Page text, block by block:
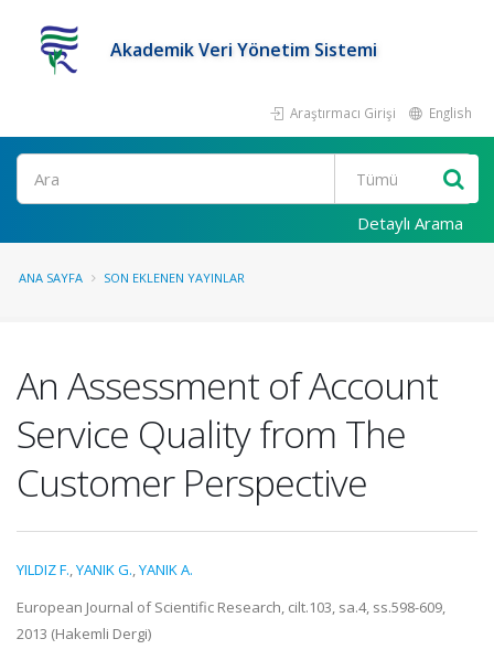
Akademik Veri Yönetim Sistemi
Araştırmacı Girişi English
Ara
Detaylı Arama
ANA SAYFA SON EKLENEN YAYINLAR
An Assessment of Account
Service Quality from The
Customer Perspective
YILDIZ F.,YANIK G.,YANIK A.
European Journal of Scientific Research, cilt.103, sa.4, ss.598-609,
2013 (Hakemli Dergi)